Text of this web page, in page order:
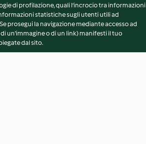
di profilazione, quali l’incrocio tra informazioni
statistiche sugli utenti utili ad
prosegui la navigazione mediante accesso ad
un'immagine o di un link) manifesti il tuo
dal sito.